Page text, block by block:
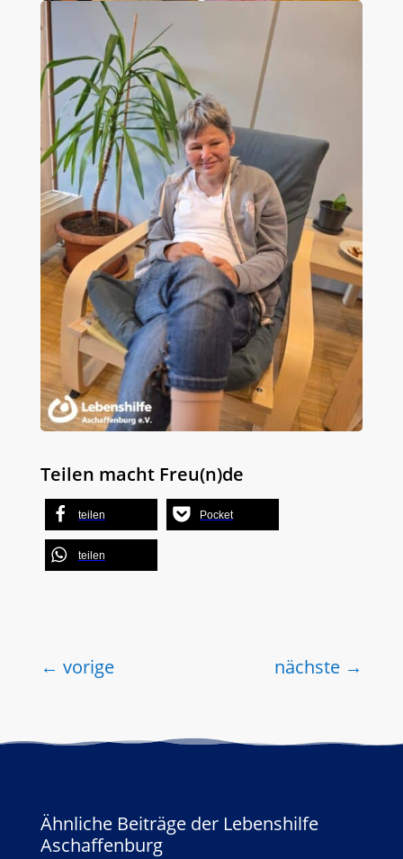
Teilen macht Freu(n)de
teilen Pocket
teilen
← vorige nächste →
Ähnliche Beiträge der Lebenshilfe
Aschaffenburg